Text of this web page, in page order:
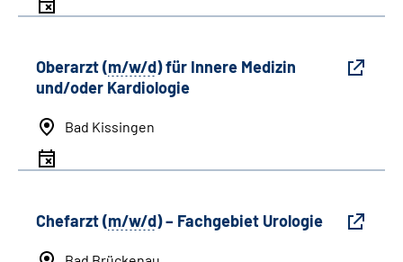
Oberarzt (m/w/d) für Innere Medizin
und/oder Kardiologie
Bad Kissingen
Chefarzt (m/w/d) – Fachgebiet Urologie